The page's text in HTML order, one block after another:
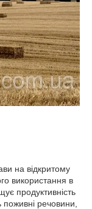
на відкритому
використання в
продуктивність
поживні речовини,